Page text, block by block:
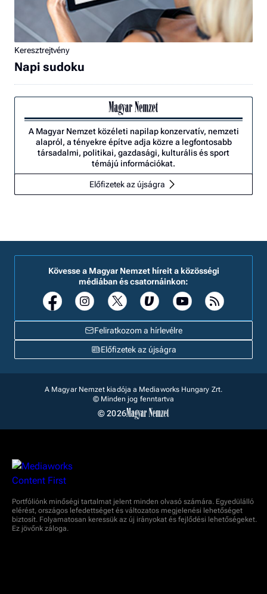
Keresztrejtvény
Napi sudoku
A Magyar Nemzet közéleti napilap konzervatív, nemzeti
alapról, a tényekre építve adja közre a legfontosabb
társadalmi, politikai, gazdasági, kulturális és sport
témájú információkat.
Előfizetek az újságra
Feliratkozom a hírlevélre
Kövesse a Magyar Nemzet híreit a közösségi
médiában és csatornáinkon:
Előfizetek az újságra
A Magyar Nemzet kiadója a Mediaworks Hungary Zrt.
© Minden jog fenntartva
© 2026
Portfóliónk minőségi tartalmat jelent minden olvasó számára. Egyedülálló
elérést, országos lefedettséget és változatos megjelenési lehetőséget
biztosít. Folyamatosan keressük az új irányokat és fejlődési lehetőségeket.
Ez jövőnk záloga.